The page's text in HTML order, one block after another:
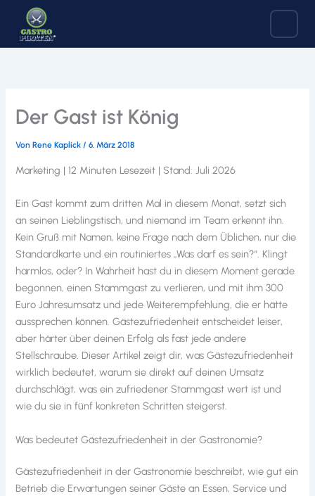
springen
Der Gast ist König
VonRene Kaplick/6. März 2018
Marketing | 12 Minuten Lesezeit | Stand: Juli 2026
Ein Gast kommt zum dritten Mal in diesem Monat, setzt sich
an seinen Lieblingstisch, und niemand im Team erkennt ihn.
Kein Gruß mit Namen, keine Frage nach dem Üblichen, nur die
Standardkarte und ein routiniertes „Was darf es sein?“. Klingt
harmlos, oder? In Wahrheit hast du in diesem Moment gerade
begonnen, einen Stammgast zu verlieren, und mit ihm 300
Euro Jahresumsatz und jede Weiterempfehlung, die er hätte
aussprechen können. Gästezufriedenheit entscheidet leiser,
aber härter über deinen Erfolg als fast jede andere
Stellschraube. Dieser Artikel zeigt dir, was Gästezufriedenheit
wirklich bedeutet, warum sie direkt auf deinen Umsatz
durchschlägt, was ein zufriedener Stammgast wert ist und
wie du sie in fünf konkreten Schritten steigerst.
Was bedeutet Gästezufriedenheit in der Gastronomie?
Gästezufriedenheit in der Gastronomie beschreibt, wie gut ein
Betrieb die Erwartungen seiner Gäste an Essen, Service und